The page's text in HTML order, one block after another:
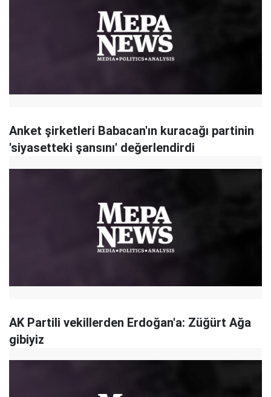
Anket şirketleri Babacan'ın kuracağı partinin
'siyasetteki şansını' değerlendirdi
AK Partili vekillerden Erdoğan'a: Züğürt Ağa
gibiyiz